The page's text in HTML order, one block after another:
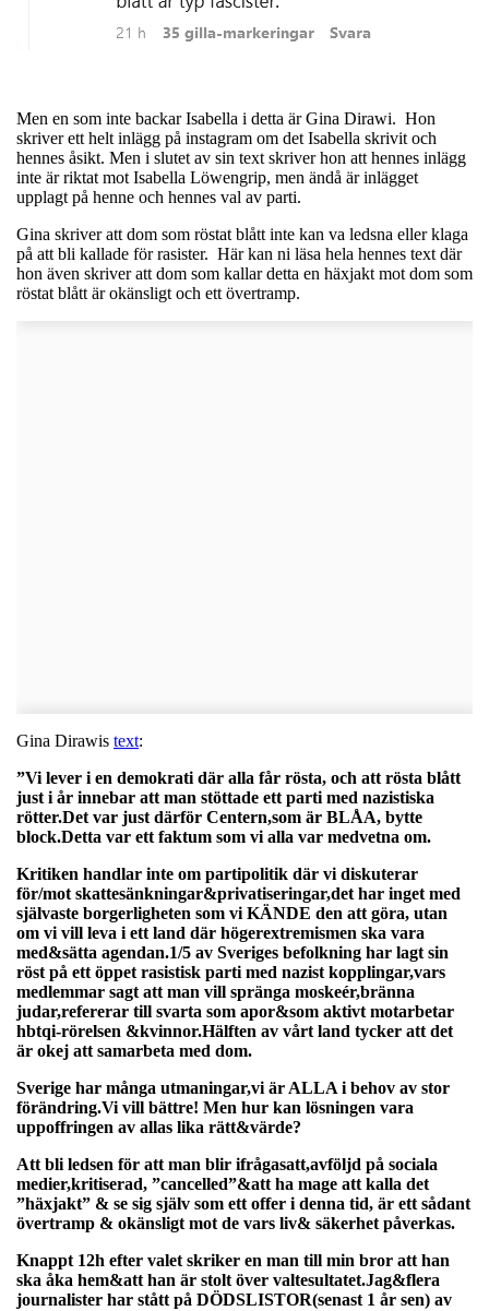
Men en som inte backar Isabella i detta är Gina Dirawi. Hon
skriver ett helt inlägg på instagram om det Isabella skrivit och
hennes åsikt. Men i slutet av sin text skriver hon att hennes inlägg
inte är riktat mot Isabella Löwengrip, men ändå är inlägget
upplagt på henne och hennes val av parti.
Gina skriver att dom som röstat blått inte kan va ledsna eller klaga
på att bli kallade för rasister. Här kan ni läsa hela hennes text där
hon även skriver att dom som kallar detta en häxjakt mot dom som
röstat blått är okänsligt och ett övertramp.
Gina Dirawis text:
”Vi lever i en demokrati där alla får rösta, och att rösta blått
just i år innebar att man stöttade ett parti med nazistiska
rötter.Det var just därför Centern,som är BLÅA, bytte
block.Detta var ett faktum som vi alla var medvetna om.
Kritiken handlar inte om partipolitik där vi diskuterar
för/mot skattesänkningar&privatiseringar,det har inget med
självaste borgerligheten som vi KÄNDE den att göra, utan
om vi vill leva i ett land där högerextremismen ska vara
med&sätta agendan.1/5 av Sveriges befolkning har lagt sin
röst på ett öppet rasistisk parti med nazist kopplingar,vars
medlemmar sagt att man vill spränga moskeér,bränna
judar,refererar till svarta som apor&som aktivt motarbetar
hbtqi-rörelsen &kvinnor.Hälften av vårt land tycker att det
är okej att samarbeta med dom.
Sverige har många utmaningar,vi är ALLA i behov av stor
förändring.Vi vill bättre! Men hur kan lösningen vara
uppoffringen av allas lika rätt&värde?
Att bli ledsen för att man blir ifrågasatt,avföljd på sociala
medier,kritiserad, ”cancelled”&att ha mage att kalla det
”häxjakt” & se sig själv som ett offer i denna tid, är ett sådant
övertramp & okänsligt mot de vars liv& säkerhet påverkas.
Knappt 12h efter valet skriker en man till min bror att han
ska åka hem&att han är stolt över valtesultatet.Jag&flera
journalister har stått på DÖDSLISTOR(senast 1 år sen) av